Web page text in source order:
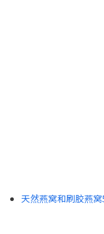
天然燕窝和刷胶燕